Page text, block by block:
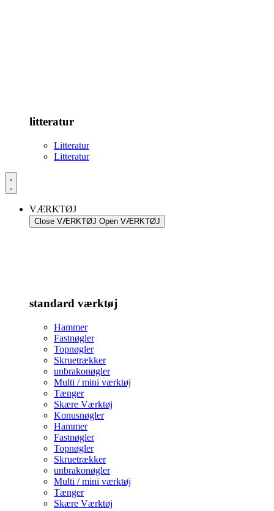
litteratur
Litteratur
Litteratur
VÆRKTØJ
Close VÆRKTØJ Open VÆRKTØJ
standard værktøj
Hammer
Fastnøgler
Topnøgler
Skruetrækker
unbrakonøgler
Multi / mini værktøj
Tænger
Skære Værktøj
Konusnøgler
Hammer
Fastnøgler
Topnøgler
Skruetrækker
unbrakonøgler
Multi / mini værktøj
Tænger
Skære Værktøj